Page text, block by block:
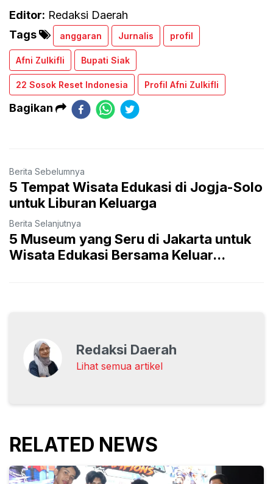
Editor: Redaksi Daerah
Tags
anggaran Jurnalis profil
Afni Zulkifli Bupati Siak
22 Sosok Reset Indonesia Profil Afni Zulkifli
Bagikan
Berita Sebelumnya
5 Tempat Wisata Edukasi di Jogja-Solo
untuk Liburan Keluarga
Berita Selanjutnya
5 Museum yang Seru di Jakarta untuk
Wisata Edukasi Bersama Keluar...
Redaksi Daerah
Lihat semua artikel
RELATED NEWS